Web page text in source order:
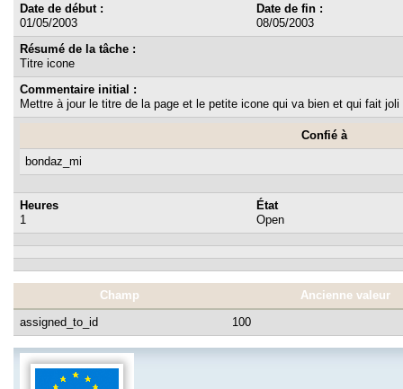
Date de début :
01/05/2003
Date de fin :
08/05/2003
Résumé de la tâche :
Titre icone
Commentaire initial :
Mettre à jour le titre de la page et le petite icone qui va bien et qui fait
Confié à
bondaz_mi
Heures
1
État
Open
Champ
Ancienne valeur
assigned_to_id
100